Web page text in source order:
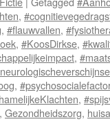
,
, #flauwvallen,
, #KoosDirkse,
,
,
,
, Gezondheidszorg,